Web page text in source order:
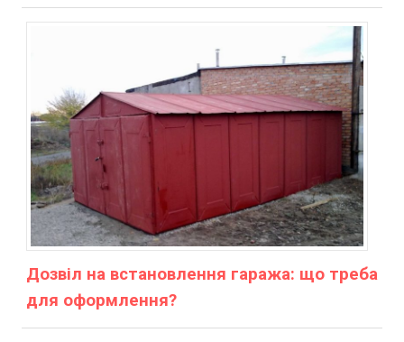
Дозвіл на встановлення гаража: що треба
для оформлення?